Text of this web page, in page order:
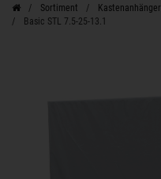
Sortiment Kastenanhänger
Basic STL 7.5-25-13.1